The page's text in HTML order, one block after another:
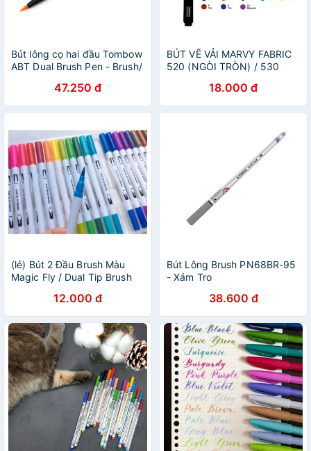
Bút lông cọ hai đầu Tombow
ABT Dual Brush Pen - Brush/
47.250 đ
BÚT VẼ VẢI MARVY FABRIC
520 (NGÒI TRÒN) / 530
18.000 đ
(lẻ) Bút 2 Đầu Brush Màu
Magic Fly / Dual Tip Brush
12.000 đ
Bút Lông Brush PN68BR-95
- Xám Tro
38.600 đ